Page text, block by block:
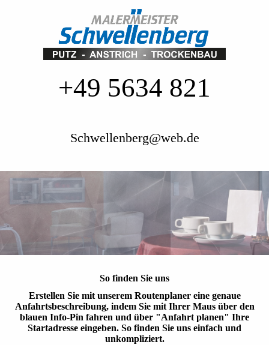
+49 5634 821
Schwellenberg@web.de
So finden Sie uns
Erstellen Sie mit unserem Routenplaner eine genaue
Anfahrtsbeschreibung, indem Sie mit Ihrer Maus über den
blauen Info-Pin fahren und über "Anfahrt planen" Ihre
Startadresse eingeben. So finden Sie uns einfach und
unkompliziert.